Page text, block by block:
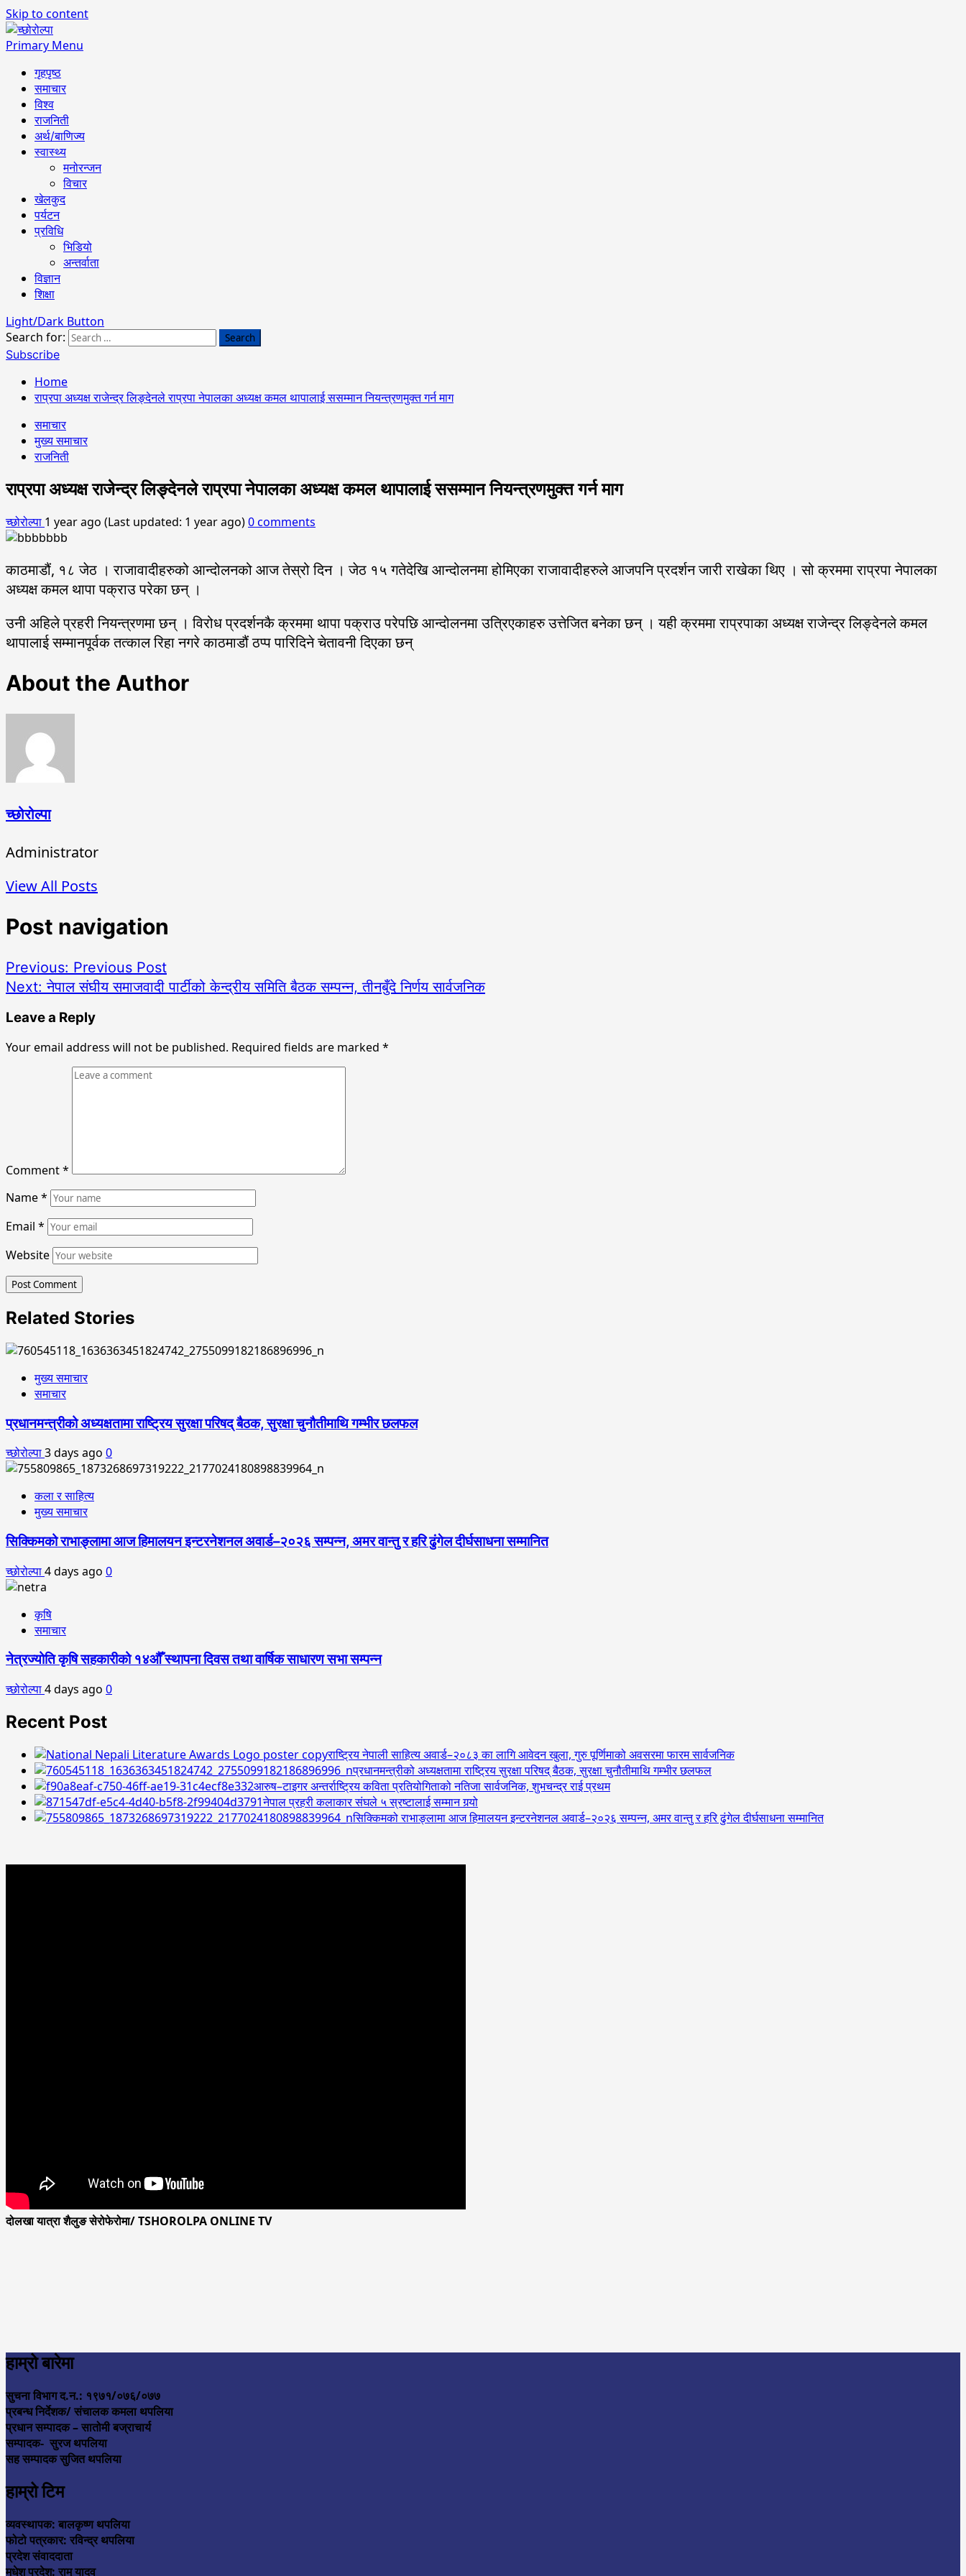
Skip to content
Primary Menu
गृहपृष्ठ
समाचार
विश्व
राजनिती
अर्थ/बाणिज्य
स्वास्थ्य
मनोरन्जन
विचार
खेलकुद
पर्यटन
प्रविधि
भिडियो
अन्तर्वाता
विज्ञान
शिक्षा
Light/Dark Button
Search for:
Subscribe
Home
राप्रपा अध्यक्ष राजेन्द्र लिङ्देनले राप्रपा नेपालका अध्यक्ष कमल थापालाई ससम्मान नियन्त्रणमुक्त गर्न माग
समाचार
मुख्य समाचार
राजनिती
राप्रपा अध्यक्ष राजेन्द्र लिङ्देनले राप्रपा नेपालका अध्यक्ष कमल थापालाई ससम्मान नियन्त्रणमुक्त गर्न माग
च्छोरोल्पा 1 year ago (Last updated: 1 year ago)0 comments
काठमाडौं, १८ जेठ । राजावादीहरुको आन्दोलनको आज तेस्रो दिन । जेठ १५ गतेदेखि आन्दोलनमा होमिएका राजावादीहरुले आजपनि प्रदर्शन जारी राखेका थिए । सो क्रममा राप्रपा नेपालका
अध्यक्ष कमल थापा पक्राउ परेका छन् ।
उनी अहिले प्रहरी नियन्त्रणमा छन् । विरोध प्रदर्शनकै क्रममा थापा पक्राउ परेपछि आन्दोलनमा उत्रिएकाहरु उत्तेजित बनेका छन् । यही क्रममा राप्रपाका अध्यक्ष राजेन्द्र लिङ्देनले कमल
थापालाई सम्मानपूर्वक तत्काल रिहा नगरे काठमाडौं ठप्प पारिदिने चेतावनी दिएका छन्
About the Author
च्छोरोल्पा
Administrator
View All Posts
Post navigation
Previous: Previous Post
Next:नेपाल संघीय समाजवादी पार्टीको केन्द्रीय समिति बैठक सम्पन्न, तीनबुँदे निर्णय सार्वजनिक
Leave a Reply
Your email address will not be published. Required fields are marked *
Comment*
Name*
Email *
Website
Related Stories
मुख्य समाचार
समाचार
प्रधानमन्त्रीको अध्यक्षतामा राष्ट्रिय सुरक्षा परिषद् बैठक, सुरक्षा चुनौतीमाथि गम्भीर छलफल
च्छोरोल्पा3 days ago 0
कला र साहित्य
मुख्य समाचार
सिक्किमको राभाङ्लामा आज हिमालयन इन्टरनेशनल अवार्ड–२०२६ सम्पन्न, अमर वान्तु र हरि ढुंगेल दीर्घसाधना सम्मानित
च्छोरोल्पा4 days ago 0
कृषि
समाचार
नेत्रज्योति कृषि सहकारीको १४औँ स्थापना दिवस तथा वार्षिक साधारण सभा सम्पन्न
च्छोरोल्पा4 days ago 0
Recent Post
राष्ट्रिय नेपाली साहित्य अवार्ड–२०८३ का लागि आवेदन खुला, गुरु पूर्णिमाको अवसरमा फारम सार्वजनिक
प्रधानमन्त्रीको अध्यक्षतामा राष्ट्रिय सुरक्षा परिषद् बैठक, सुरक्षा चुनौतीमाथि गम्भीर छलफल
आरुष–टाइगर अन्तर्राष्ट्रिय कविता प्रतियोगिताको नतिजा सार्वजनिक, शुभचन्द्र राई प्रथम
नेपाल प्रहरी कलाकार संघले ५ स्रष्टालाई सम्मान गर्‍यो
सिक्किमको राभाङ्लामा आज हिमालयन इन्टरनेशनल अवार्ड–२०२६ सम्पन्न, अमर वान्तु र हरि ढुंगेल दीर्घसाधना सम्मानित
दोलखा यात्रा शैलुङ सेरोफेरोमा/ TSHOROLPA ONLINE TV
हाम्रो बारेमा
सुचना विभाग द.न.: १९७१/०७६/०७७
प्रबन्ध निर्देशक/ संचालक कमला थपलिया
प्रधान सम्पादक – सातोमी बज्राचार्य
सम्पादक- सुरज थपलिया
सह सम्पादक सुजित थपलिया
हाम्रो टिम
व्यवस्थापक: बालकृष्ण थपलिया
फोटो पत्रकार: रविन्द्र थपलिया
प्रदेश संवाददाता
मधेश प्रदेश: रामु यादव